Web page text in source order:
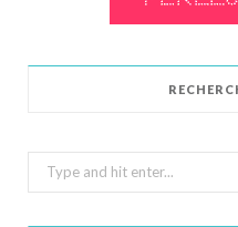
Search
for: